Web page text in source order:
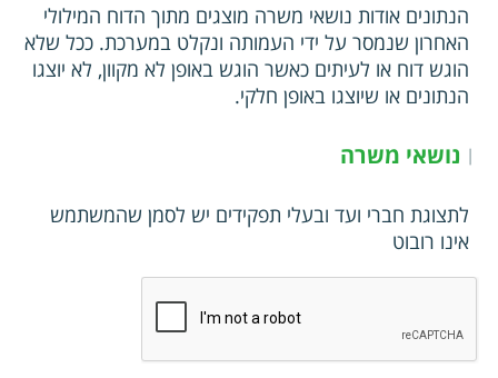
הנתונים אודות נושאי משרה מוצגים מתוך הדוח המילולי
האחרון שנמסר על ידי העמותה ונקלט במערכת. ככל שלא
הוגש דוח או לעיתים כאשר הוגש באופן לא מקוון, לא יוצגו
הנתונים או שיוצגו באופן חלקי.
| נושאי משרה
לתצוגת חברי ועד ובעלי תפקידים יש לסמן שהמשתמש
אינו רובוט